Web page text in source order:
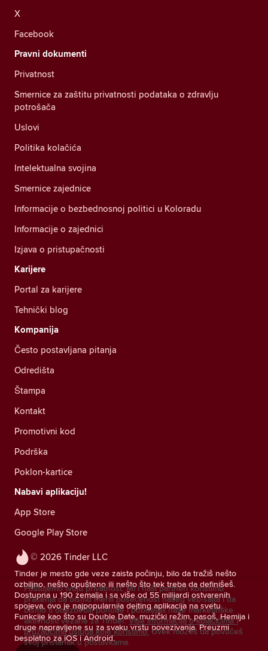
© 2026 Tinder LLC
Tinder je mesto gde veze zaista počinju, bilo da tražiš nešto
ozbiljno, nešto opušteno ili nešto što tek treba da definišeš.
Dostupna u 190 zemalja i sa više od 55 milijardi ostvarenih
spojeva, ovo je najpopularnija dejting aplikacija na svetu.
Funkcije kao što su Double Date, muzički režim, pasoš, Hemija i
druge napravljene su za svaku vrstu povezivanja. Preuzmi
besplatno za iOS i Android.
X
Facebook
Pravni dokumenti
Privatnost
Smernice za zaštitu privatnosti podataka o zdravlju
potrošača
Uslovi
Politika kolačića
Intelektualna svojina
Smernice zajednice
Informacije o bezbednosnoj politici u Koloradu
Informacije o zajednici
Izjava o pristupačnosti
Karijere
Portal za karijere
Tehnički blog
Kompanija
Često postavljana pitanja
Odredišta
Štampa
Kontakt
Promotivni kod
Podrška
Poklon-kartice
Nabavi aplikaciju!
App Store
Google Play Store
Poštujemo tvoju privatnost. Mi i naši partneri koristimo
praćenja da bismo merili posećenost našeg veb-sajta i da
bismo ti obezbedili ponude i poboljšali naše marketinške
aktivnosti vezane za Tinder. Više informacija o kolačićima i
pružaocima usluga koje koristimo. Uvek možeš da povučeš
svoj pristanak u postavkama.